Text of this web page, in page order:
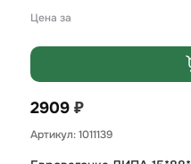
Цена за
2909 ₽
Артикул: 1011139